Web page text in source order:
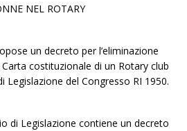
NEL ROTARY
un decreto per l’eliminazione
costituzionale di un Rotary club
Legislazione del Congresso RI 1950.
di Legislazione contiene un decreto